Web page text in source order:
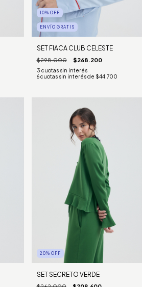
10% OFF
ENVÍO GRATIS
SET FIACA CLUB CELESTE
$298.000 $268.200
6 cuotas sin interés de $44.700
20% OFF
SET SECRETO VERDE